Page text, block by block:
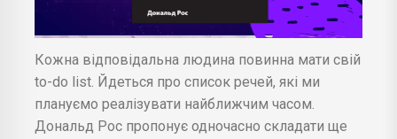
Кожна відповідальна людина повинна мати свій
to-do list. Йдеться про список речей, які ми
плануємо реалізувати найближчим часом.
Дональд Рос пропонує одночасно складати ще